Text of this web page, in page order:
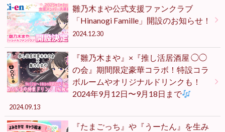
雛乃木まや公式支援ファンクラブ
「Hinanogi Famille」開設のお知らせ！
2024.12.30
『雛乃木まや』×『推し活居酒屋 ◯◯
の会』期間限定豪華コラボ！特設コラ
ボルームやオリジナルドリンクも！
2024年9月12日〜9月18日まで
2024.09.13
『たまごっち』や『うーたん』を生み